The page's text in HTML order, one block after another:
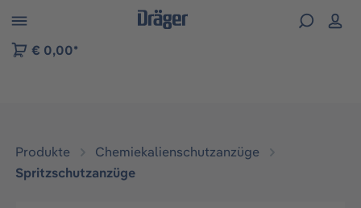
der B2B-Plattform springen
€ 0,00*
Produkte
Chemiekalienschutzanzüge
Spritzschutzanzüge